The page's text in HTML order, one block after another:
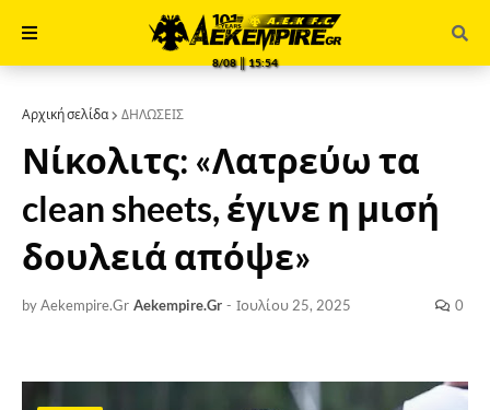
8/08 ║ 15:54
Αρχική σελίδα ΔΗΛΩΣΕΙΣ
Νίκολιτς: «Λατρεύω τα
clean sheets, έγινε η μισή
δουλειά απόψε»
by Aekempire.Gr Aekempire.Gr - Ιουλίου 25, 2025 0